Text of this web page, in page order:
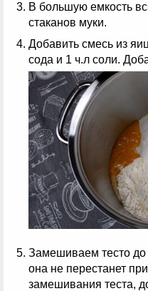
В большую емкость
стаканов муки.
Добавить смесь из
сода и 1 ч.л соли.
Замешиваем тесто до
она не перестанет
замешивания теста,